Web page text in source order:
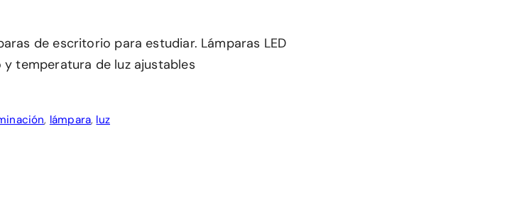
de escritorio para estudiar. Lámparas LED
temperatura de luz ajustables
, lámpara, luz